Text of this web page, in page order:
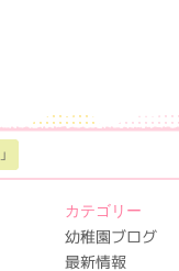
カテゴリー
幼稚園ブログ
最新情報